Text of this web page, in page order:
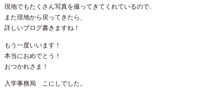
現地でもたくさん写真を撮ってきてくれているので、
また現地から戻ってきたら、
詳しいブログ書きますね！
もう一度いいます！
本当におめでとう！
おつかれさま！
入学事務局 こにしでした。